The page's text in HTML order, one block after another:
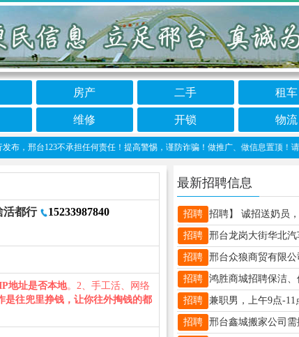
房产 二手 租车
维修 开锁 物流
，邢台123不承担任何责任！提高警惕，谨防诈骗！做推广、做信息置顶！请加
活都行
15233987840
地址是否本地。2、手工活、网络
是往兜里挣钱，让你往外掏钱的都
最新招聘信息
招聘
招聘
招聘
招聘
招聘
招聘